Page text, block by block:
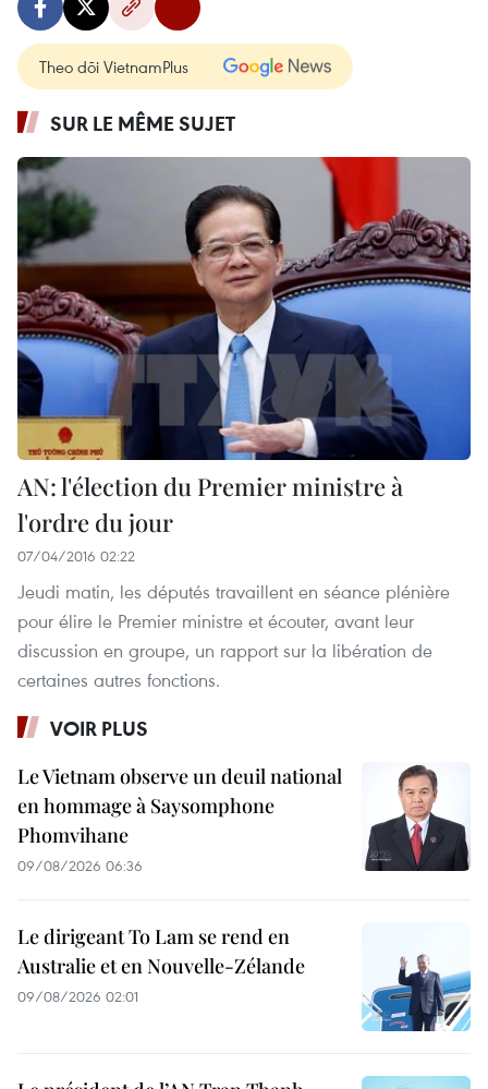
Theo dõi VietnamPlus
SUR LE MÊME SUJET
AN: l'élection du Premier ministre à
l'ordre du jour
07/04/2016 02:22
Jeudi matin, les députés travaillent en séance plénière
pour élire le Premier ministre et écouter, avant leur
discussion en groupe, un rapport sur la libération de
certaines autres fonctions.
VOIR PLUS
Le Vietnam observe un deuil national
en hommage à Saysomphone
Phomvihane
09/08/2026 06:36
Le dirigeant To Lam se rend en
Australie et en Nouvelle-Zélande
09/08/2026 02:01